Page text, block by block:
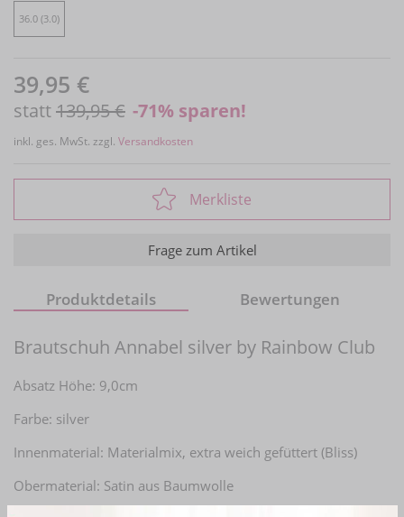
36.0 (3.0)
39,95 €
statt139,95 € -71% sparen!
inkl. ges. MwSt. zzgl. Versandkosten
Merkliste
Frage zum Artikel
Produktdetails Bewertungen
Brautschuh Annabel silver by Rainbow Club
Absatz Höhe: 9,0cm
Farbe: silver
Innenmaterial: Materialmix, extra weich gefüttert (Bliss)
Obermaterial: Satin aus Baumwolle